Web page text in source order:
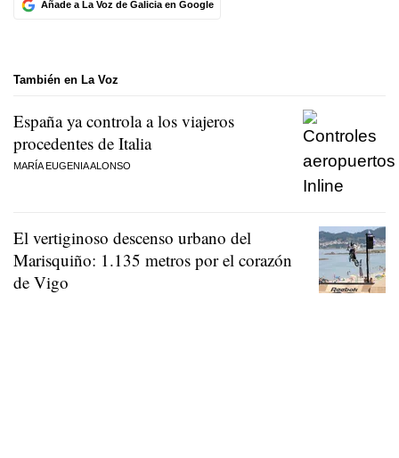
Añade a La Voz de Galicia en Google
También en La Voz
España ya controla a los viajeros
procedentes de Italia
MARÍA EUGENIA ALONSO
El vertiginoso descenso urbano del
Marisquiño: 1.135 metros por el corazón
de Vigo